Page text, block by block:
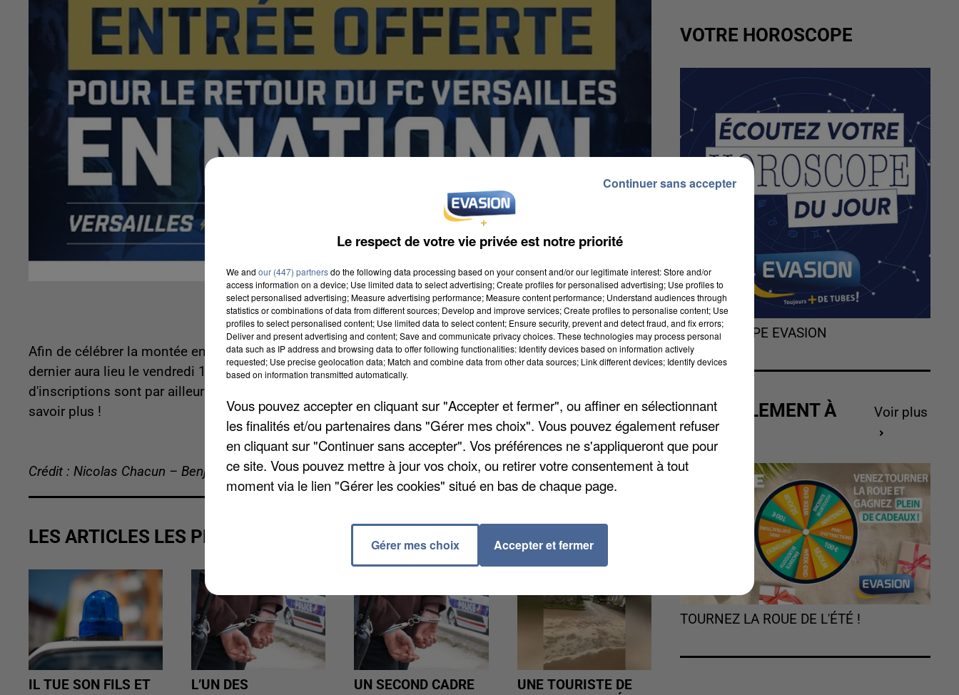
Afin de célébrer la montée en National, le club offre la place pour le premier match de la saison. Ce
dernier aura lieu le vendredi 12 août prochain contre Martigues, au stade Jean Bouin. Les modalités
d'inscriptions sont par ailleurs disponibles sur le site du club. Cliquez
savoir plus !
Crédit : Nicolas Chacun – Benjamin Swiniarski
LES ARTICLES LES PLUS VUS
IL TUE SON FILS ET
L’UN DES
UN SECOND CADRE
UNE TOURISTE DE
VOTRE HOROSCOPE
L'HOROSCOPE EVASION
ACTUELLEMENT À
GAGNER
Voir plus
TOURNEZ LA ROUE DE L'ÉTÉ !
Le respect de votre vie privée est notre priorité
We and our (447) partnersdo the following data processing based on your consent and/or our legitimate interest: Store and/or
access information on a device; Use limited data to select advertising; Create profiles for personalised advertising; Use profiles to
select personalised advertising; Measure advertising performance; Measure content performance; Understand audiences through
statistics or combinations of data from different sources; Develop and improve services; Create profiles to personalise content; Use
profiles to select personalised content; Use limited data to select content; Ensure security, prevent and detect fraud, and fix errors;
Deliver and present advertising and content; Save and communicate privacy choices. These technologies may process personal
data such as IP address and browsing data to offer following functionalities: Identify devices based on information actively
requested; Use precise geolocation data; Match and combine data from other data sources; Link different devices; Identify devices
based on information transmitted automatically.
Vous pouvez accepter en cliquant sur "Accepter et fermer", ou affiner en sélectionnant
les finalités et/ou partenaires dans "Gérer mes choix". Vous pouvez également refuser
en cliquant sur "Continuer sans accepter". Vos préférences ne s'appliqueront que pour
ce site. Vous pouvez mettre à jour vos choix, ou retirer votre consentement à tout
moment via le lien "Gérer les cookies" situé en bas de chaque page.
Gérer mes choix Accepter et fermer
Continuer sans accepter